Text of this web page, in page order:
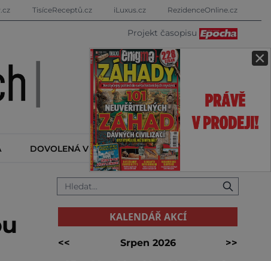
×
TisíceReceptů.cz iLuxus.cz RezidenceOnline.cz
Projekt časopisu
DOVOLENÁ V ZAHRANIČÍ KALENDÁŘ AKCÍ
KALENDÁŘ AKCÍ
<< Srpen 2026
>>